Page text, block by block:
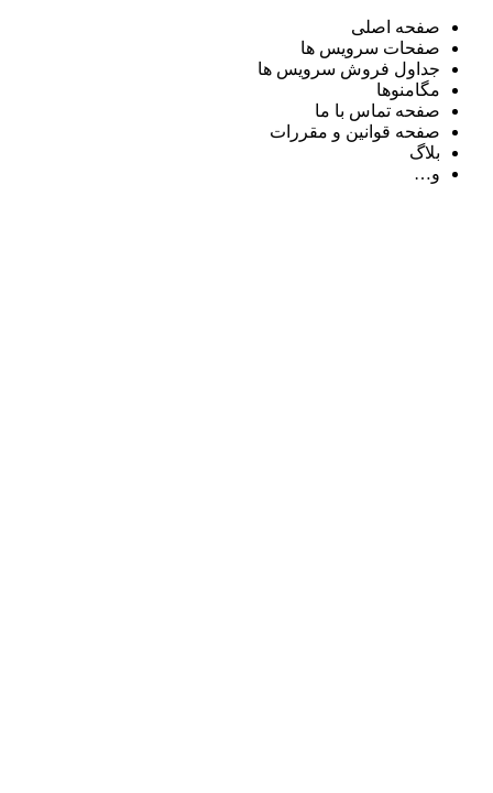
صفحه اصلی
صفحات سرویس ها
جداول فروش سرویس ها
مگامنوها
صفحه تماس با ما
صفحه قوانین و مقررات
بلاگ
و…